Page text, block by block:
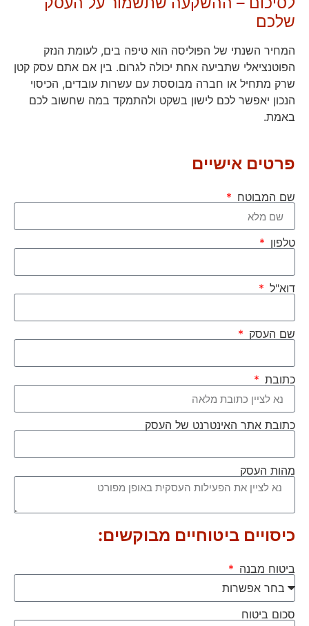
שלכם
המחיר השנתי של הפוליסה הוא טיפה בים, לעומת הנזק
הפוטנציאלי שתביעה אחת יכולה לגרום. בין אם אתם עסק קטן
שרק מתחיל או חברה מבוססת עם עשרות עובדים, הכיסוי
הנכון יאפשר לכם לישון בשקט ולהתמקד במה שחשוב לכם
באמת.
פרטים אישיים
שם המבוטח
טלפון
דוא"ל
שם העסק
כתובת
כתובת אתר האינטרנט של העסק
מהות העסק
כיסויים ביטוחיים מבוקשים:
ביטוח מבנה
סכום ביטוח